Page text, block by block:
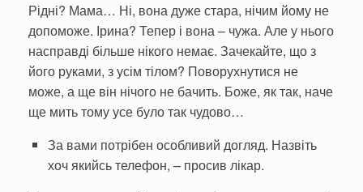
Рідні? Мама… Ні, вона дуже ста­ра, нічим йому не
допоможе. Ірина? Тепер і вона – чужа. Але у нього
насправді більше нікого немає. Зачекайте, що з
його ру­ками, з усім тілом? Поворухну­тися не
може, а ще він нічого не бачить. Боже, як так, наче
ще мить тому усе було так чудово…
За вами потрібен особливий догляд. Назвіть
хоч якийсь теле­фон, – просив лікар.